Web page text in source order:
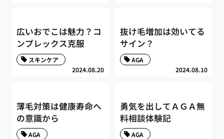
広いおでこは魅力？コ
ンプレックス克服
2024.08.20
スキンケア
抜け毛増加は効いてる
サイン？
2024.08.10
AGA
薄毛対策は健康寿命へ
の意識から
AGA
勇気を出してＡＧＡ無
料相談体験記
AGA